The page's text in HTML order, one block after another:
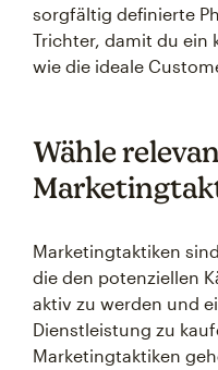
sorgfältig definierte
Trichter, damit du ein
wie die ideale
Wähle
Marketingtaktiken
die den potenziellen
aktiv zu werden und
Dienstleistung zu
Marketingtaktiken